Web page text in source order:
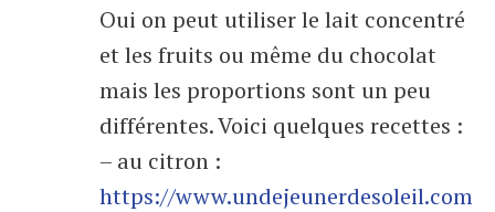
Oui on peut utiliser le lait concentré
et les fruits ou même du chocolat
mais les proportions sont un peu
différentes. Voici quelques recettes :
– au citron :
https://www.undejeunerdesoleil.com